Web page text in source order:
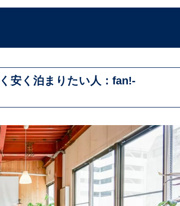
安く泊まりたい人：fan!-